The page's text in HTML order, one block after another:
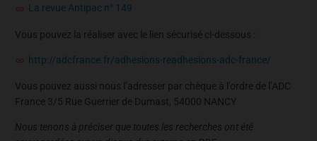
La revue Antipac n° 149
Vous pouvez la réaliser avec le lien sécurisé ci-dessous :
http://adcfrance.fr/adhesions-readhesions-adc-france/
Vous pouvez aussi nous l’adresser par chèque à l’ordre de l’ADC
France 3/5 Rue Guerrier de Dumast, 54000 NANCY
Nous tenons à préciser que toutes les recherches ont été